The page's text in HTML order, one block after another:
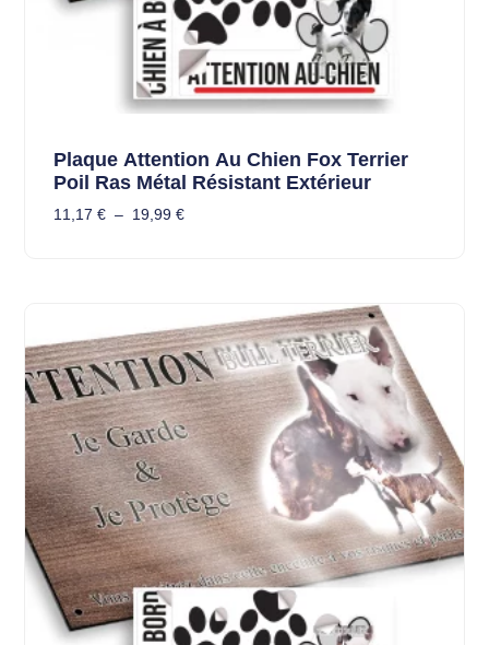
Plaque Attention Au Chien Fox Terrier
Poil Ras Métal Résistant Extérieur
11,17 € – 19,99 €